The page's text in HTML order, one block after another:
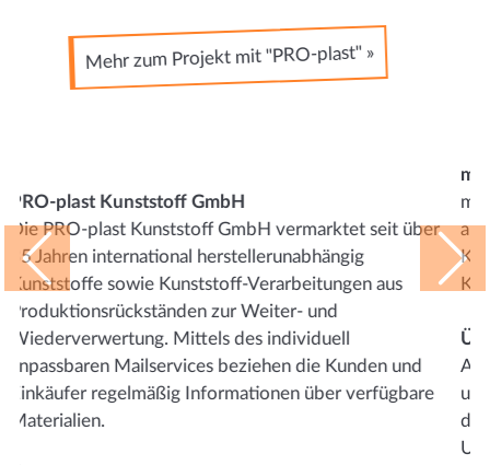
Mehr zum Projekt mit "markeschulz" »
markeschulz berät Unternehmen, die sich erfolgreich
am Markt positionieren wollen und entwickelt
Kommunikationsstrategien und Webauftritte im
Kundenauftrag.
Über das Projekt
Als technischer Umsetzungspartner und Entwickler
unterstützen wir die Kolleg:innen von markeschulz bei
der Realisierung der Webprojekte, Webseiten und
Previous Next